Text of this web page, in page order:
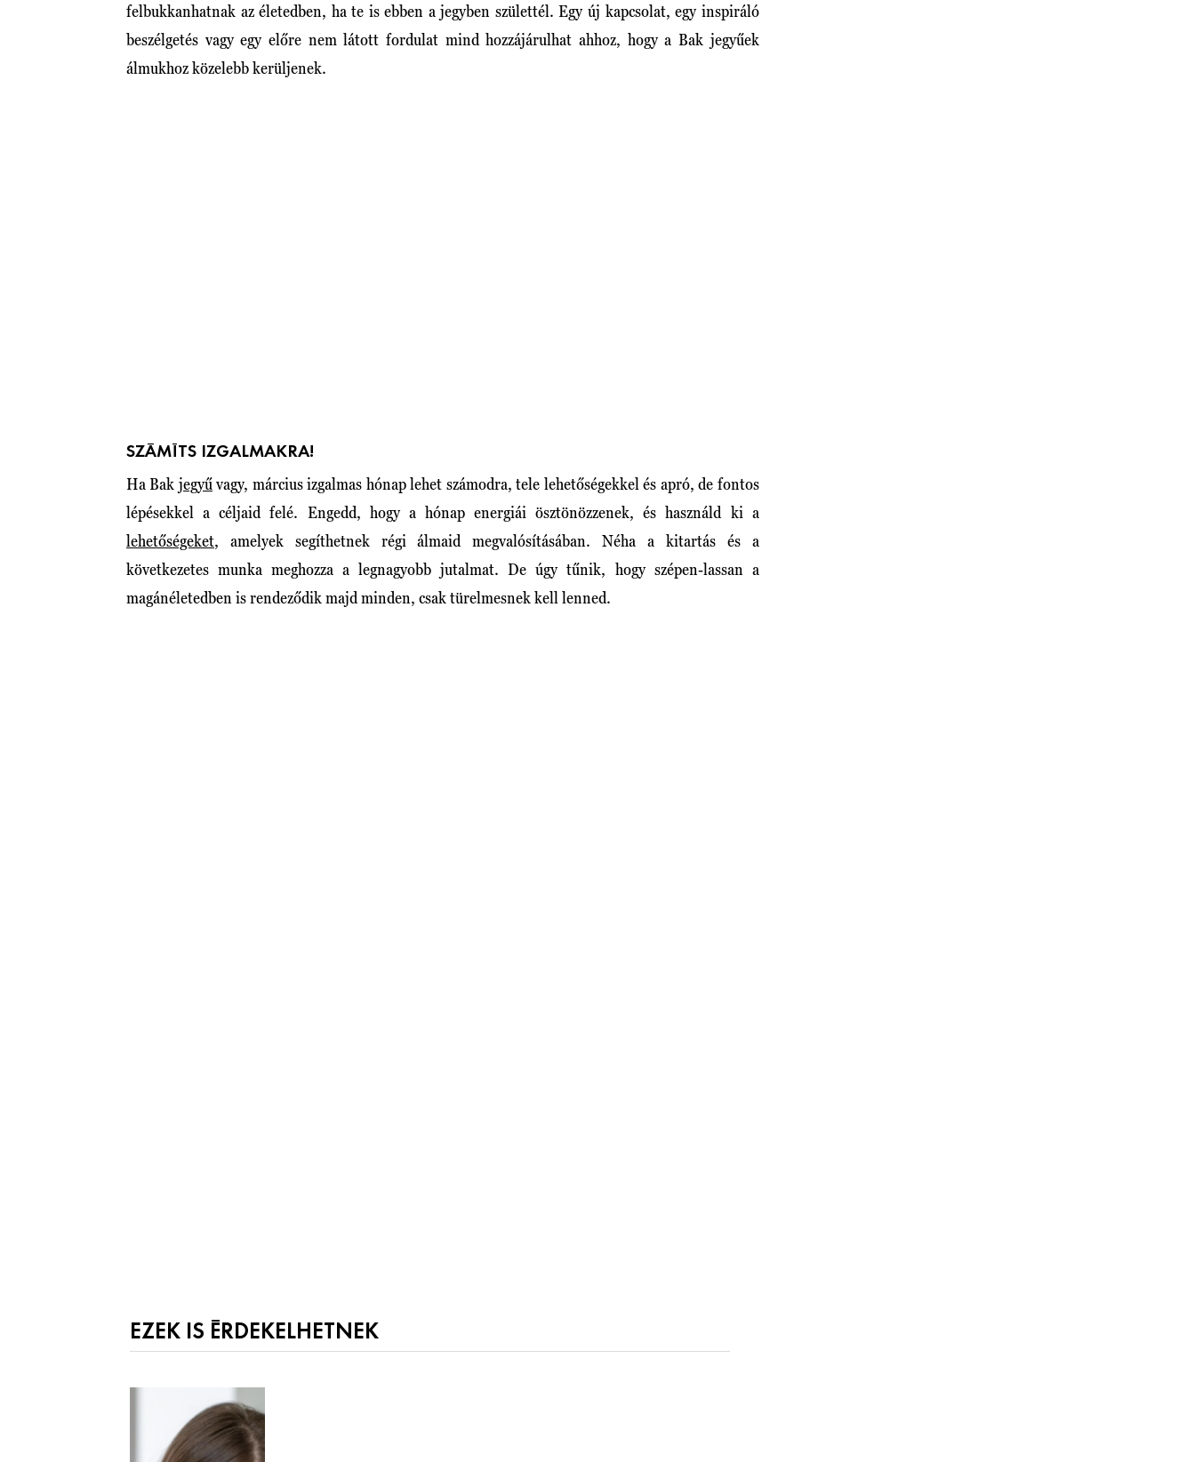
felbukkanhatnak az életedben, ha te is ebben a jegyben születtél. Egy új kapcsolat, egy inspiráló
beszélgetés vagy egy előre nem látott fordulat mind hozzájárulhat ahhoz, hogy a Bak jegyűek
álmukhoz közelebb kerüljenek.
SZÁMÍTS IZGALMAKRA!
Ha Bak jegyűvagy, március izgalmas hónap lehet számodra, tele lehetőségekkel és apró, de fontos
lépésekkel a céljaid felé. Engedd, hogy a hónap energiái ösztönözzenek, és használd ki a
lehetőségeket, amelyek segíthetnek régi álmaid megvalósításában. Néha a kitartás és a
következetes munka meghozza a legnagyobb jutalmat. De úgy tűnik, hogy szépen-lassan a
magánéletedben is rendeződik majd minden, csak türelmesnek kell lenned.
EZEK IS ÉRDEKELHETNEK